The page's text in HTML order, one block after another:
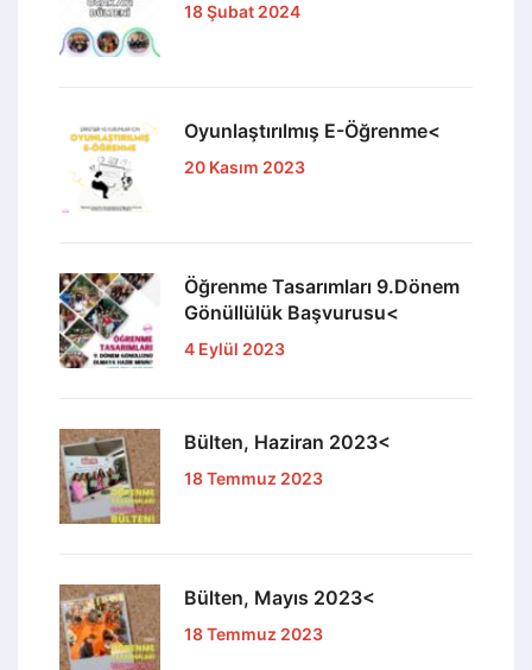
18 Şubat 2024
Oyunlaştırılmış E-Öğrenme<
20 Kasım 2023
Öğrenme Tasarımları 9.Dönem
Gönüllülük Başvurusu<
4 Eylül 2023
Bülten, Haziran 2023<
18 Temmuz 2023
Bülten, Mayıs 2023<
18 Temmuz 2023